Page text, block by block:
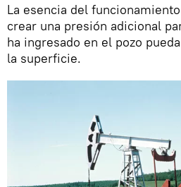
La esencia del
crear una presión adicional
ha ingresado en el pozo
la superficie.